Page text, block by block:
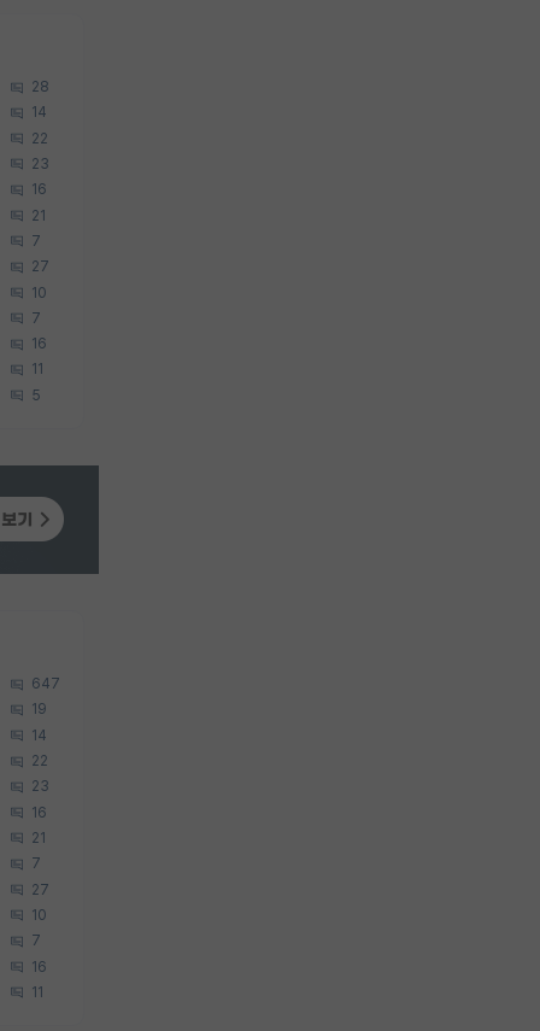
28
14
22
23
16
21
7
27
10
7
16
11
5
647
19
14
22
23
16
21
7
27
10
7
16
11